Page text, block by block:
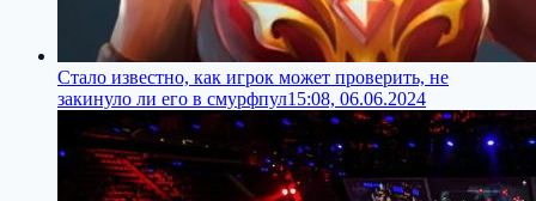
Стало известно, как игрок может проверить, не
закинуло ли его в смурфпул15:08, 06.06.2024